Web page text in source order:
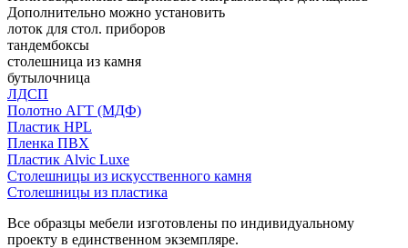
Дополнительно можно установить
лоток для стол. приборов
тандембоксы
столешница из камня
бутылочница
ЛДСП
Полотно АГТ (МДФ)
Пластик HPL
Пленка ПВХ
Пластик Alvic Luxe
Столешницы из искусственного камня
Столешницы из пластика
Все образцы мебели изготовлены по индивидуальному
проекту в единственном экземпляре.